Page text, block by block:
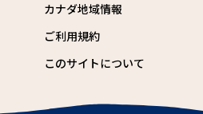
カナダ地域情報
ご利用規約
このサイトについて